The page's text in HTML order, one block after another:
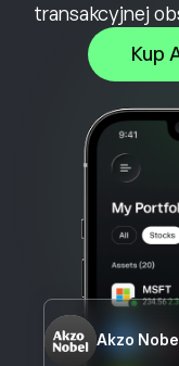
transakcyjnej
Kup
Akzo